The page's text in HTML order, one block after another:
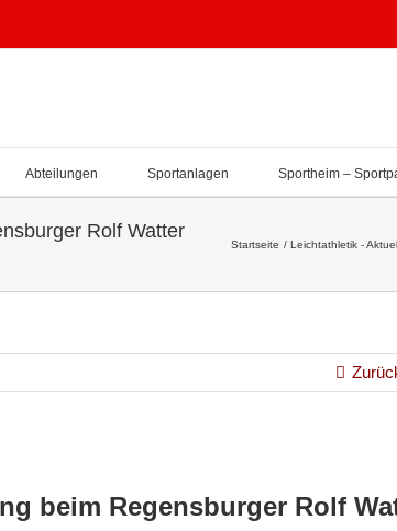
Abteilungen Sportanlagen Sportheim –
Rolf Watter
Startseite Leichtathletik -
beim Regensburger Rolf